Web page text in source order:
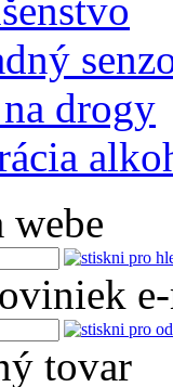
drogy
webe
tovar